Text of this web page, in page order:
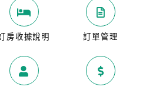
房收據說明 訂單管理